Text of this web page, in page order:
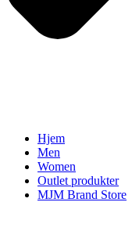
Hjem
Men
Women
Outlet produkter
MJM Brand Store